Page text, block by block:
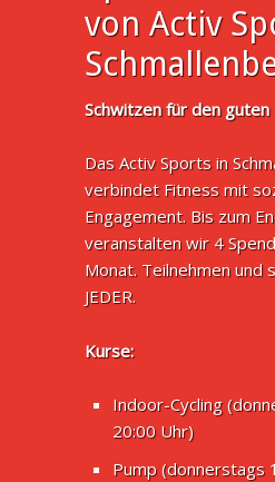
von Activ
Schwitzen für den guten
Das Activ Sports in
verbindet Fitness mit
Engagement. Bis zum
veranstalten wir 4
Monat. Teilnehmen und
JEDER.
Kurse:
Indoor-Cycling
20:00 Uhr)
Pump (donnerstags